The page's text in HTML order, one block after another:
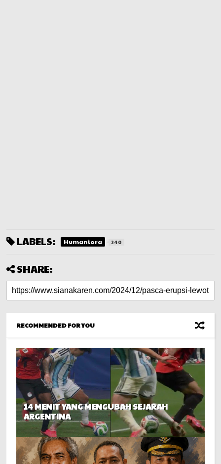
LABELS: Humaniora 240
SHARE:
RECOMMENDED FOR YOU
14 MENIT YANG MENGUBAH SEJARAH
ARGENTINA